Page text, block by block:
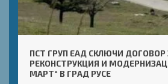
ПСТ ГРУП ЕАД СКЛЮЧИ ДОГОВОР
РЕКОНСТРУКЦИЯ И
МАРТ“ В ГРАД РУСЕ